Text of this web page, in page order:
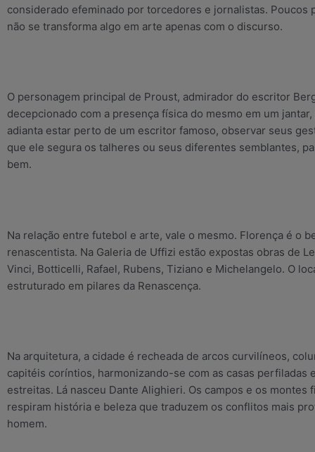
considerado efeminado por torcedores e jornalistas. Poucos
não se transforma algo em arte apenas com o discurso.
O personagem principal de Proust, admirador do escritor
decepcionado com a presença física do mesmo em um
adianta estar perto de um escritor famoso, observar seus
que ele segura os talheres ou seus diferentes semblantes,
bem.
Na relação entre futebol e arte, vale o mesmo. Florença é o
renascentista. Na Galeria de Uffizi estão expostas obras de
Vinci, Botticelli, Rafael, Rubens, Tiziano e Michelangelo. O
estruturado em pilares da Renascença.
Na arquitetura, a cidade é recheada de arcos curvilíneos,
capitéis coríntios, harmonizando-se com as casas perfiladas
estreitas. Lá nasceu Dante Alighieri. Os campos e os montes
respiram história e beleza que traduzem os conflitos mais
homem.